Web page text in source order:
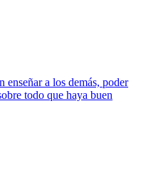
enseñar a los demás, poder
todo que haya buen